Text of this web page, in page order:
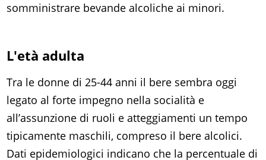
somministrare bevande alcoliche ai minori.
L'età adulta
Tra le donne di 25-44 anni il bere sembra oggi
legato al forte impegno nella socialità e
all’assunzione di ruoli e atteggiamenti un tempo
tipicamente maschili, compreso il bere alcolici.
Dati epidemiologici indicano che la percentuale di